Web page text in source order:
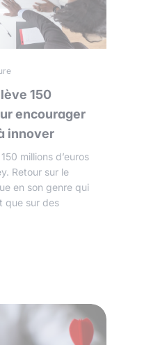
150
encourager
innover
millions d’euros
Retour sur le
en son genre qui
que sur des